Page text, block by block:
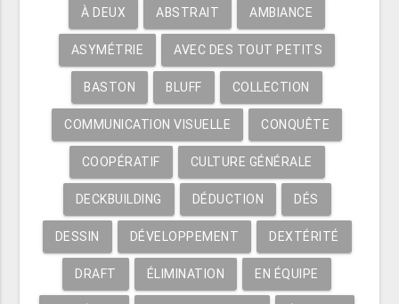
À DEUX ABSTRAIT AMBIANCE
ASYMÉTRIE AVEC DES TOUT PETITS
BASTON BLUFF COLLECTION
COMMUNICATION VISUELLE CONQUÊTE
COOPÉRATIF CULTURE GÉNÉRALE
DECKBUILDING DÉDUCTION DÉS
DESSIN DÉVELOPPEMENT DEXTÉRITÉ
DRAFT ÉLIMINATION EN ÉQUIPE